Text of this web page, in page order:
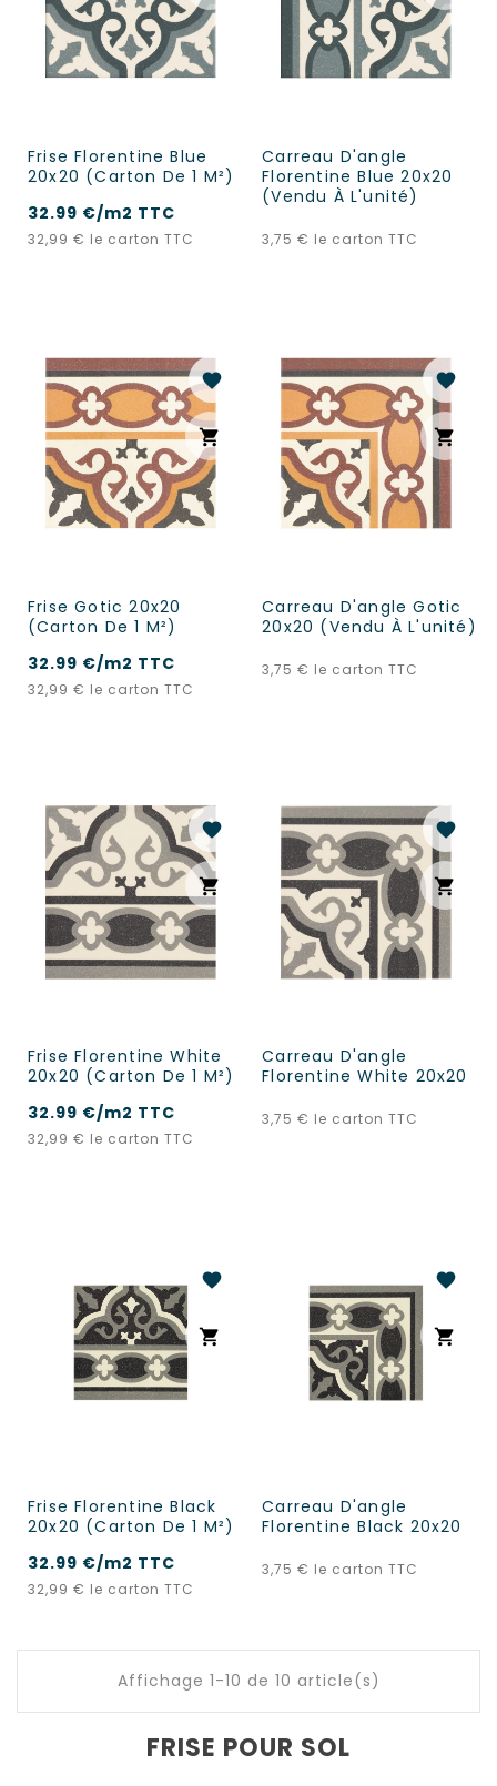
Frise Florentine Blue
20x20 (carton De 1 M²)
32.99 €/m2 TTC
32,99 € le carton TTC
Carreau D'angle
Florentine Blue 20x20
(vendu À L'unité)
3,75 € le carton TTC
Frise Gotic 20x20
(carton De 1 M²)
32.99 €/m2 TTC
32,99 € le carton TTC
favorite
shopping_cart
Carreau D'angle Gotic
20x20 (vendu À L'unité)
3,75 € le carton TTC
favorite
shopping_cart
Frise Florentine White
20x20 (carton De 1 M²)
32.99 €/m2 TTC
32,99 € le carton TTC
favorite
shopping_cart
Carreau D'angle
Florentine White 20x20
3,75 € le carton TTC
favorite
shopping_cart
Frise Florentine Black
20x20 (carton De 1 M²)
32.99 €/m2 TTC
32,99 € le carton TTC
favorite
shopping_cart
Carreau D'angle
Florentine Black 20x20
3,75 € le carton TTC
favorite
shopping_cart
Affichage 1-10 de 10 article(s)
FRISE POUR SOL